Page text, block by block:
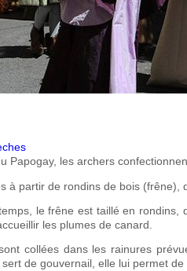
Papogay, les archers
à partir de rondins de bois
le frêne est taillé en
les plumes de canard.
collées dans les rainures
de gouvernail, elle lui permet